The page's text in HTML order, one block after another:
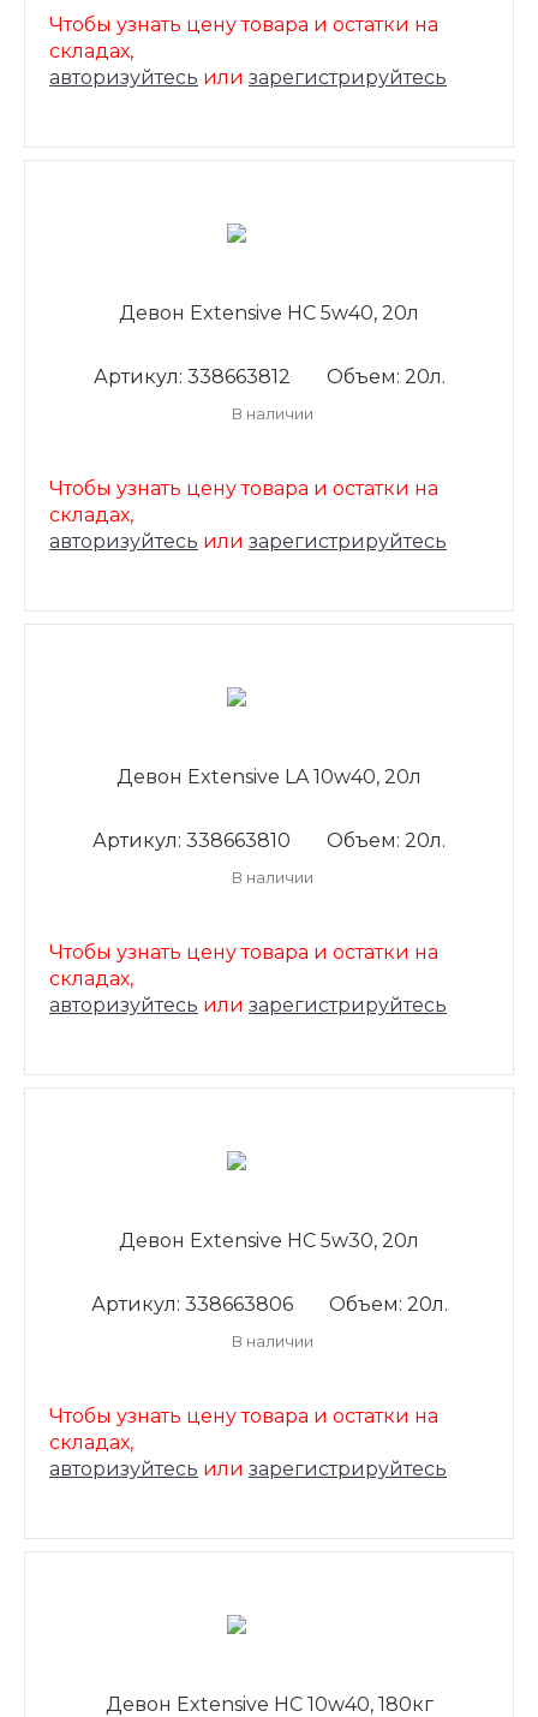
Чтобы узнать цену товара и остатки на
складах,
авторизуйтесь или зарегистрируйтесь
Девон Extensive HC 5w40, 20л
Артикул: 338663812 Объем: 20л.
В наличии
Чтобы узнать цену товара и остатки на
складах,
авторизуйтесь или зарегистрируйтесь
Девон Extensive LA 10w40, 20л
Артикул: 338663810 Объем: 20л.
В наличии
Чтобы узнать цену товара и остатки на
складах,
авторизуйтесь или зарегистрируйтесь
Девон Extensive HC 5w30, 20л
Артикул: 338663806 Объем: 20л.
В наличии
Чтобы узнать цену товара и остатки на
складах,
авторизуйтесь или зарегистрируйтесь
Девон Extensive HC 10w40, 180кг